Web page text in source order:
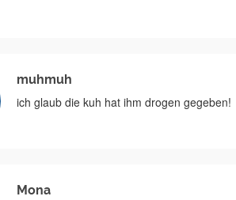
muhmuh
ich glaub die kuh hat ihm drogen gegeben!
Mona